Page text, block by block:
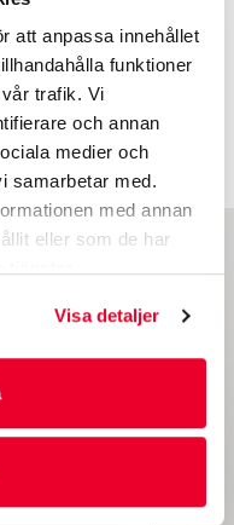
att anpassa innehållet
funktioner
trafik. Vi
och annan
medier och
samarbetar med.
med annan
eller som de har
Visa detaljer
nästa
och tjänster, kampanjer
fakta?
genom att fylla i din